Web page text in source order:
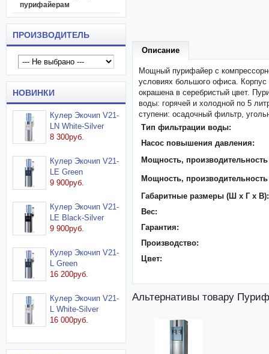
пурифайерам
ПРОИЗВОДИТЕЛЬ
НОВИНКИ
Кулер Экочип V21-
LN White-Silver
8 300руб.
Кулер Экочип V21-
LE Green
9 900руб.
Кулер Экочип V21-
LE Black-Silver
9 900руб.
Кулер Экочип V21-
L Green
16 200руб.
Кулер Экочип V21-
L White-Silver
16 000руб.
Описание
Мощный пурифайер с
условиях большого офиса.
окрашена в серебристый цвет.
воды: горячей и холодной по 5
ступени: осадочный фильтр,
Тип фильтрации воды:
Насос повышения давления:
Мощность, производительность
Мощность,
Габаритные размеры (Ш x Г x В):
Вес:
Гарантия:
Производство:
Цвет:
Альтернативы товару